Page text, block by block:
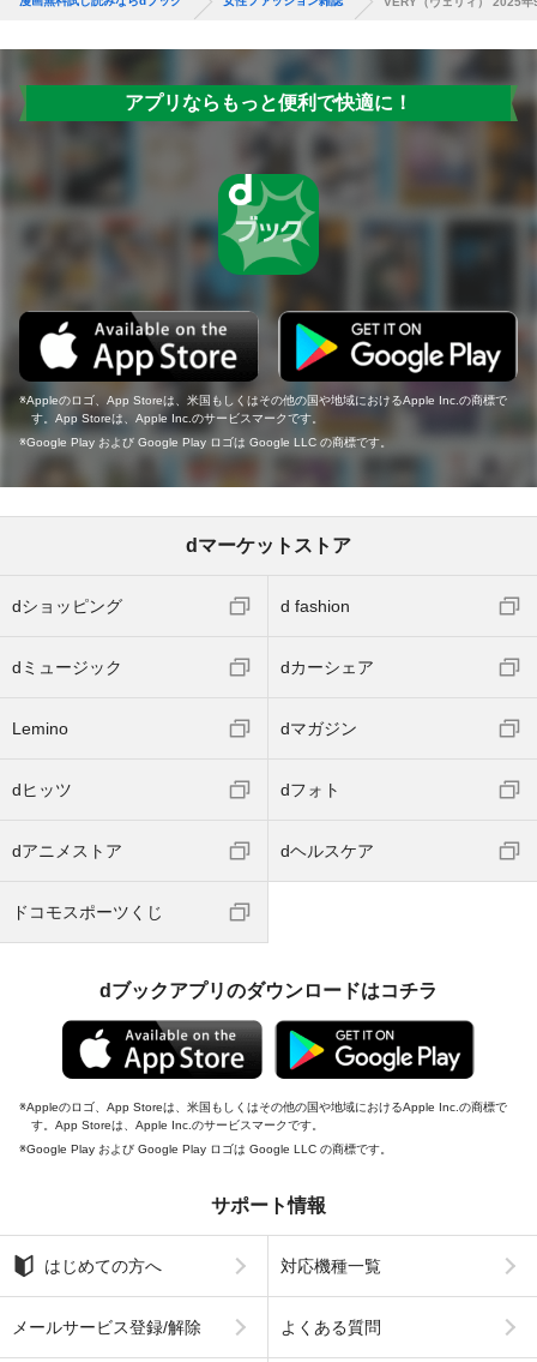
アプリならもっと便利で快適に！
Appleのロゴ、App Storeは、米国もしくはその他の国や地域におけるApple Inc.の商標で
す。App Storeは、Apple Inc.のサービスマークです。
Google Play および Google Play ロゴは Google LLC の商標です。
dマーケットストア
dショッピング d fashion
dミュージック dカーシェア
Lemino dマガジン
dヒッツ dフォト
dアニメストア dヘルスケア
ドコモスポーツくじ
dブックアプリのダウンロードはコチラ
Appleのロゴ、App Storeは、米国もしくはその他の国や地域におけるApple Inc.の商標で
す。App Storeは、Apple Inc.のサービスマークです。
Google Play および Google Play ロゴは Google LLC の商標です。
サポート情報
はじめての方へ 対応機種一覧
メールサービス登録/解除 よくある質問